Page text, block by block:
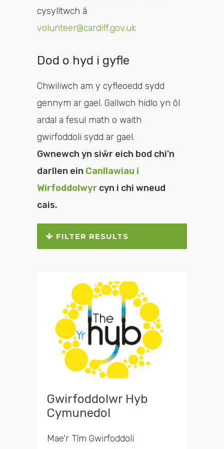
cysylltwch â
volunteer@cardiff.gov.uk
Dod o hyd i gyfle
Chwiliwch am y cyfleoedd sydd
gennym ar gael. Gallwch hidlo yn ôl
ardal a fesul math o waith
gwirfoddoli sydd ar gael.
Gwnewch yn siŵr eich bod chi'n
darllen ein Canllawiau i
Wirfoddolwyr cyn i chi wneud
cais.
FILTER RESULTS
cyfleoedd
Chwilio
Gwirfoddolwr Hyb
Cymunedol
Mae'r Tîm Gwirfoddoli